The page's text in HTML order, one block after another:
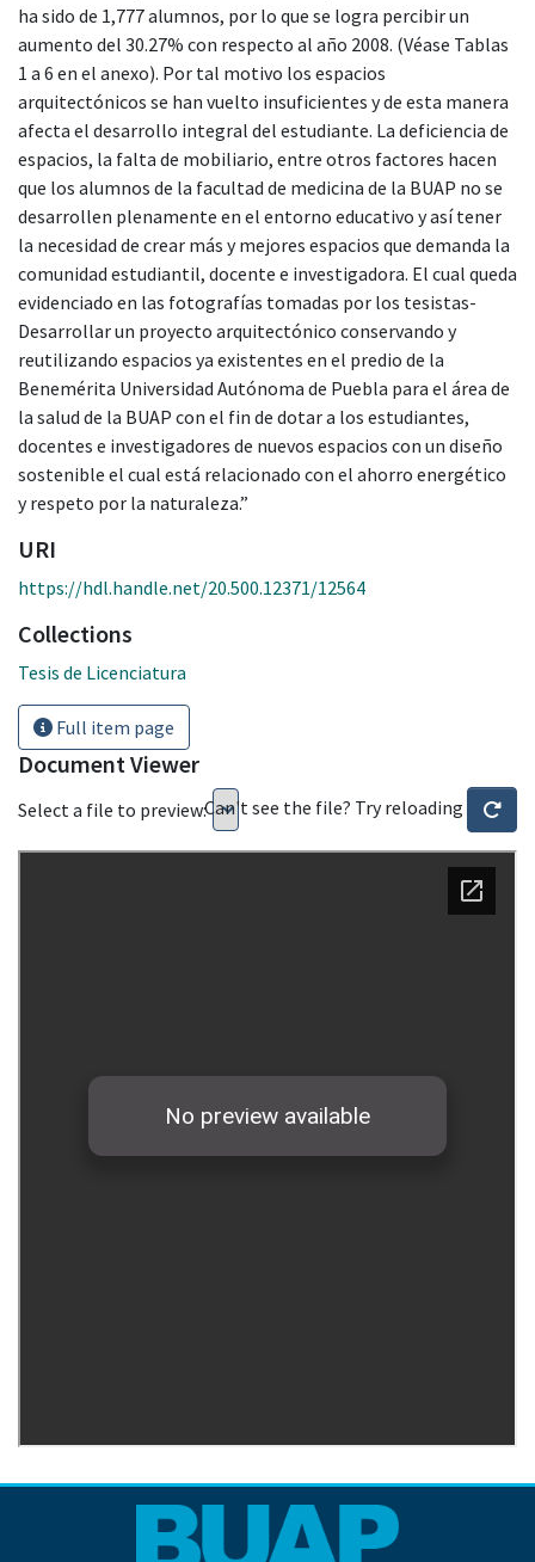
ha sido de 1,777 alumnos, por lo que se logra percibir un
aumento del 30.27% con respecto al año 2008. (Véase Tablas
1 a 6 en el anexo). Por tal motivo los espacios
arquitectónicos se han vuelto insuficientes y de esta manera
afecta el desarrollo integral del estudiante. La deficiencia de
espacios, la falta de mobiliario, entre otros factores hacen
que los alumnos de la facultad de medicina de la BUAP no se
desarrollen plenamente en el entorno educativo y así tener
la necesidad de crear más y mejores espacios que demanda la
comunidad estudiantil, docente e investigadora. El cual queda
evidenciado en las fotografías tomadas por los tesistas-
Desarrollar un proyecto arquitectónico conservando y
reutilizando espacios ya existentes en el predio de la
Benemérita Universidad Autónoma de Puebla para el área de
la salud de la BUAP con el fin de dotar a los estudiantes,
docentes e investigadores de nuevos espacios con un diseño
sostenible el cual está relacionado con el ahorro energético
y respeto por la naturaleza.”
URI
https://hdl.handle.net/20.500.12371/12564
Collections
Tesis de Licenciatura
Full item page
Document Viewer
Select a file to preview:Can't see the file? Try reloading